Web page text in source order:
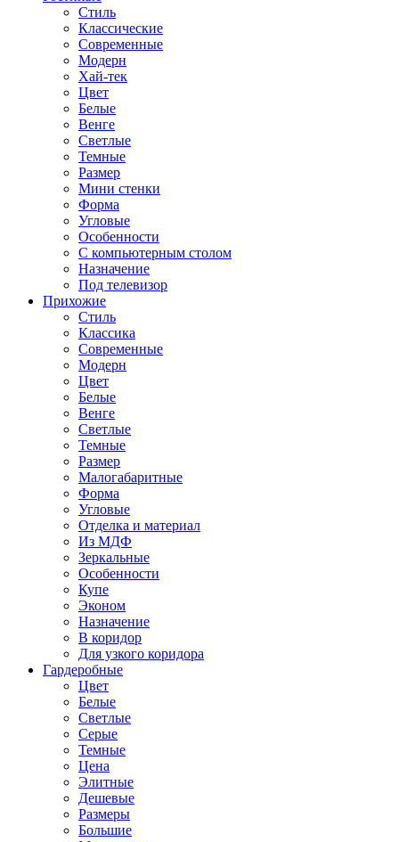
Стиль
Классические
Современные
Модерн
Хай-тек
Цвет
Белые
Венге
Светлые
Темные
Размер
Мини стенки
Форма
Угловые
Особенности
С компьютерным столом
Назначение
Под телевизор
Прихожие
Стиль
Классика
Современные
Модерн
Цвет
Белые
Венге
Светлые
Темные
Размер
Малогабаритные
Форма
Угловые
Отделка и материал
Из МДФ
Зеркальные
Особенности
Купе
Эконом
Назначение
В коридор
Для узкого коридора
Гардеробные
Цвет
Белые
Светлые
Серые
Темные
Цена
Элитные
Дешевые
Размеры
Большие